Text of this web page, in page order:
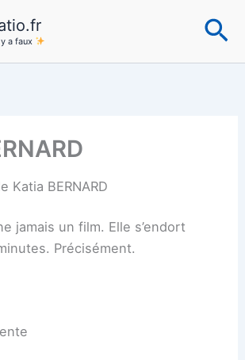
a faux
Katia BERNARD
jamais un film. Elle s’endort
Précisément.